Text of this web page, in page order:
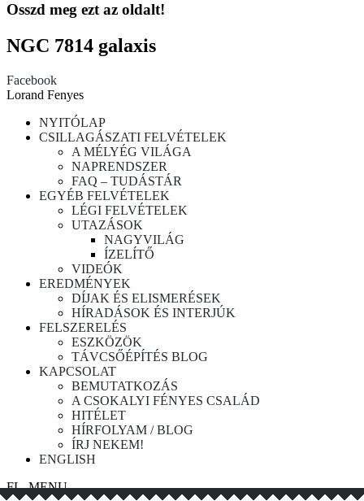
Osszd meg ezt az oldalt!
NGC 7814 galaxis
Facebook
Lorand Fenyes
NYITÓLAP
CSILLAGÁSZATI FELVÉTELEK
A MÉLYÉG VILÁGA
NAPRENDSZER
FAQ – TUDÁSTÁR
EGYÉB FELVÉTELEK
LÉGI FELVÉTELEK
UTAZÁSOK
NAGYVILÁG
ÍZELÍTŐ
VIDEÓK
EREDMÉNYEK
DÍJAK ÉS ELISMERÉSEK
HÍRADÁSOK ÉS INTERJÚK
FELSZERELÉS
ESZKÖZÖK
TÁVCSŐÉPÍTÉS BLOG
KAPCSOLAT
BEMUTATKOZÁS
A CSOKALYI FÉNYES CSALÁD
HITÉLET
HÍRFOLYAM / BLOG
ÍRJ NEKEM!
ENGLISH
FL_MENU